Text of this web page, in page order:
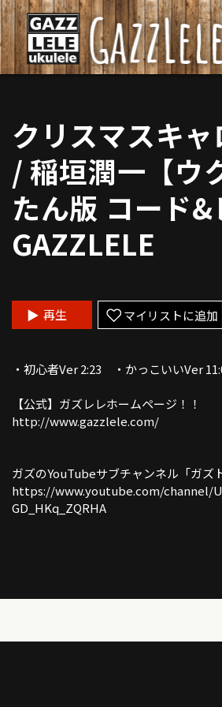
クリスマスキ
/ 稲垣潤一【ウ
たん版 コード&
GAZZLELE
再生 マイリストに追加
・初心者Ver 2:23 ・かっこいいVer
【公式】ガズレレホームページ！！
http://www.gazzlele.com/
ガズのYouTubeサブチャンネル「ガズ
https://www.youtube.com/channel/
GD_HKq_ZQRHA